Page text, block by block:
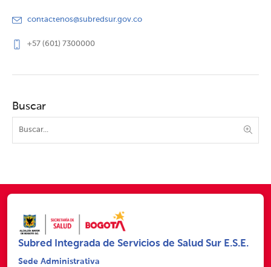
contactenos@subredsur.gov.co
+57 (601) 7300000
Buscar
Subred Integrada de Servicios de Salud Sur E.S.E.
Sede Administrativa